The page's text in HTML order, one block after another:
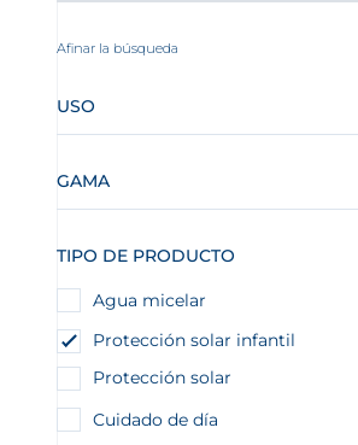
Afinar la búsqueda
USO
GAMA
TIPO DE PRODUCTO
Agua micelar
Protección solar infantil
Protección solar
Cuidado de día